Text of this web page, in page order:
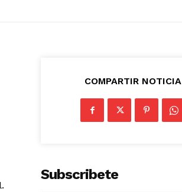
COMPARTIR NOTICIA
Subscribete